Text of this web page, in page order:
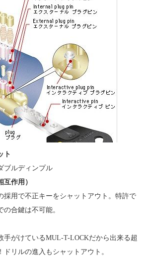
ト
ブルディンプル
作用）
採用で不正キーをシャットアウト。特許で
合鍵は不可能。
手がけているMUL-T-LOCKだから出来る超
リルの進入もシャットアウト。